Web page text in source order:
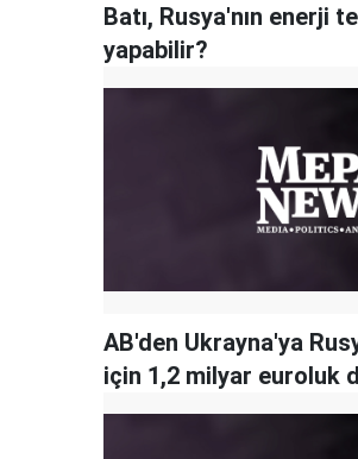
Batı, Rusya'nın enerji
yapabilir?
AB'den Ukrayna'ya
için 1,2 milyar euroluk